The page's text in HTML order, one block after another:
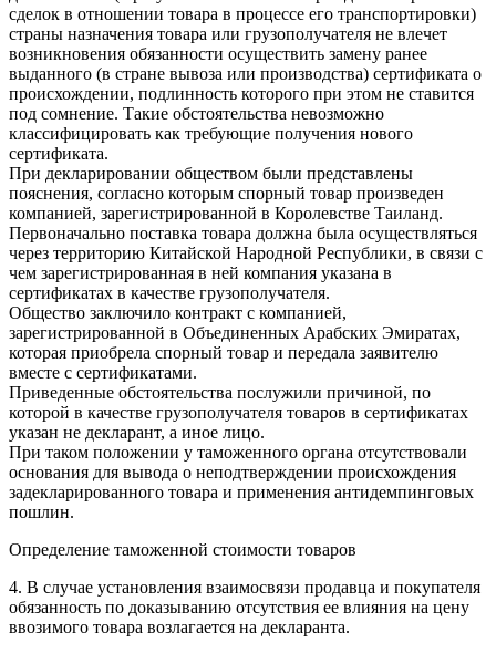
сделок в отношении товара в процессе его транспортировки)
страны назначения товара или грузополучателя не влечет
возникновения обязанности осуществить замену ранее
выданного (в стране вывоза или производства) сертификата о
происхождении, подлинность которого при этом не ставится
под сомнение. Такие обстоятельства невозможно
классифицировать как требующие получения нового
сертификата.
При декларировании обществом были представлены
пояснения, согласно которым спорный товар произведен
компанией, зарегистрированной в Королевстве Таиланд.
Первоначально поставка товара должна была осуществляться
через территорию Китайской Народной Республики, в связи с
чем зарегистрированная в ней компания указана в
сертификатах в качестве грузополучателя.
Общество заключило контракт с компанией,
зарегистрированной в Объединенных Арабских Эмиратах,
которая приобрела спорный товар и передала заявителю
вместе с сертификатами.
Приведенные обстоятельства послужили причиной, по
которой в качестве грузополучателя товаров в сертификатах
указан не декларант, а иное лицо.
При таком положении у таможенного органа отсутствовали
основания для вывода о неподтверждении происхождения
задекларированного товара и применения антидемпинговых
пошлин.
Определение таможенной стоимости товаров
4. В случае установления взаимосвязи продавца и покупателя
обязанность по доказыванию отсутствия ее влияния на цену
ввозимого товара возлагается на декларанта.